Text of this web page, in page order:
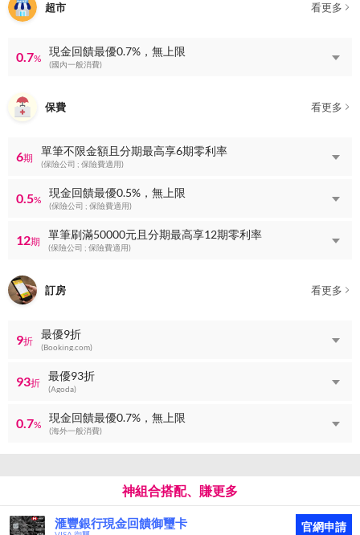
超市 看更多
0.7%
現金回饋最優0.7%，無上限
(國內一般消費)
保費 看更多
6期
單筆不限金額且分期最高享6期零利率
(保險公司 ; 保險費適用)
0.5%
現金回饋最優0.5%，無上限
(保險公司 ; 保險費適用)
12期
單筆刷滿50000元且分期最高享12期零利率
(保險公司 ; 保險費適用)
訂房 看更多
9折
最優9折
(Booking.com)
93折
最優93折
(Agoda)
0.7%
現金回饋最優0.7%，無上限
(海外一般消費)
神組合搭配、賺更多
滙豐銀行現金回饋御璽卡 官網申請